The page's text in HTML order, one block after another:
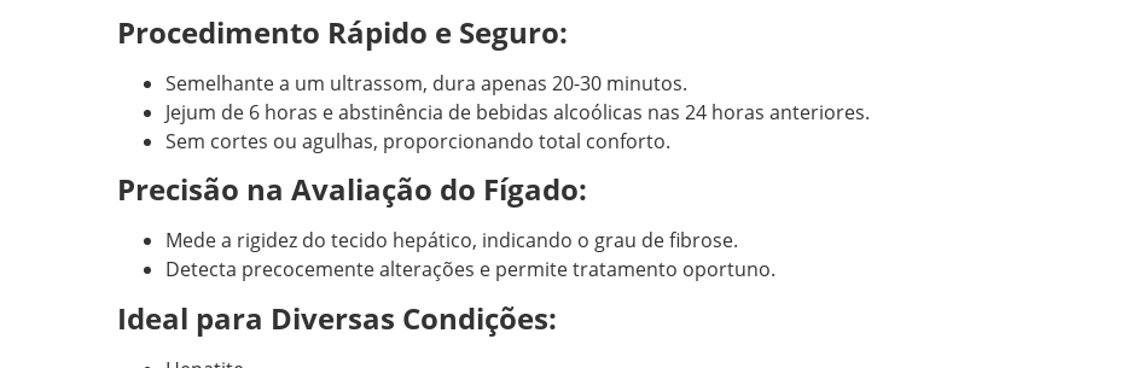
Procedimento Rápido e Seguro:
Semelhante a um ultrassom, dura apenas 20-30 minutos.
Jejum de 6 horas e abstinência de bebidas alcoólicas nas 24 horas anteriores.
Sem cortes ou agulhas, proporcionando total conforto.
Precisão na Avaliação do Fígado:
Mede a rigidez do tecido hepático, indicando o grau de fibrose.
Detecta precocemente alterações e permite tratamento oportuno.
Ideal para Diversas Condições: